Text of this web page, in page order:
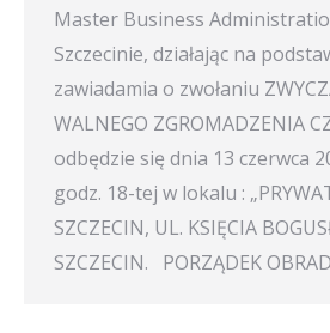
Master Business
Szczecinie, działając na
zawiadamia o zwołaniu
WALNEGO ZGROMADZENIA
odbędzie się dnia 13 czerwca
godz. 18-tej w lokalu :
SZCZECIN, UL. KSIĘCIA
SZCZECIN. PORZĄDEK